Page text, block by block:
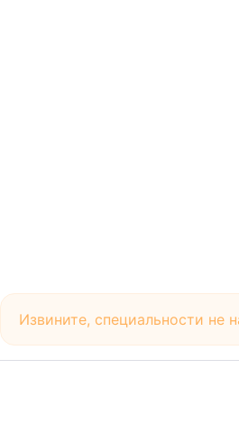
Извините, специальности не